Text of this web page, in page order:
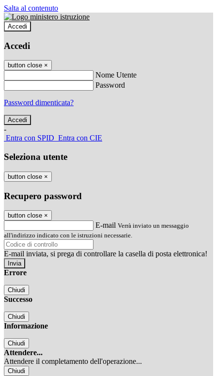
Salta al contenuto
Accedi
Accedi
button close ×
Nome Utente
Password
Password dimenticata?
-
Entra con SPID Entra con CIE
Seleziona utente
button close ×
Recupero password
button close ×
E-mail Verrà inviato un messaggio
all'indirizzo indicato con le istruzioni necessarie.
E-mail inviata, si prega di controllare la casella di posta elettronica!
Errore
Chiudi
Successo
Chiudi
Informazione
Chiudi
Attendere...
Attendere il completamento dell'operazione...
Chiudi